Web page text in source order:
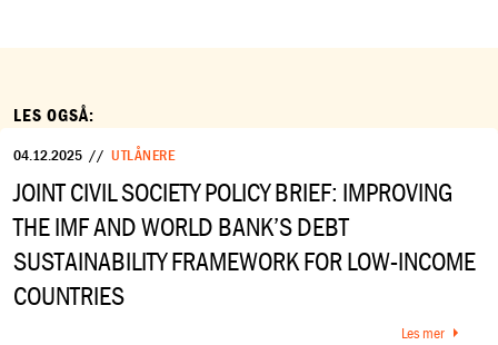
LES OGSÅ:
04.12.2025 // UTLÅNERE
JOINT CIVIL SOCIETY POLICY BRIEF: IMPROVING
THE IMF AND WORLD BANK’S DEBT
SUSTAINABILITY FRAMEWORK FOR LOW-INCOME
COUNTRIES
Les mer